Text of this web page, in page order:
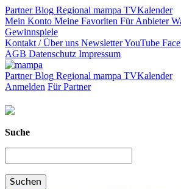
PartnerBlog Regional mampa TVKalender
Mein Konto Meine Favoriten Für Anbieter
Gewinnspiele
Kontakt / Über uns NewsletterYouTube
AGB Datenschutz Impressum
PartnerBlog Regional mampa TVKalender
Anmelden Für Partner
Suche